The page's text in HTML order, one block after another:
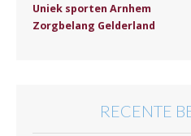
Uniek sporten Arnhem
Zorgbelang Gelderland
RECENTE